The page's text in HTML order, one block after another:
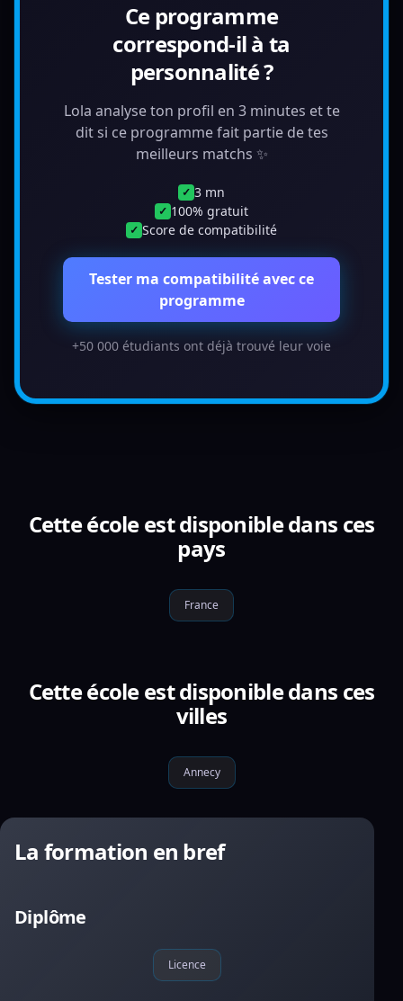
Ce programme
correspond-il à ta
personnalité ?
Lola analyse ton profil en 3 minutes et te
dit si ce programme fait partie de tes
meilleurs matchs ✨
✓ 3 mn
✓ 100% gratuit
✓ Score de compatibilité
Tester ma compatibilité avec ce
programme
+50 000 étudiants ont déjà trouvé leur voie
Cette école est disponible dans ces
pays
France
Cette école est disponible dans ces
villes
Annecy
La formation en bref
Diplôme
Licence